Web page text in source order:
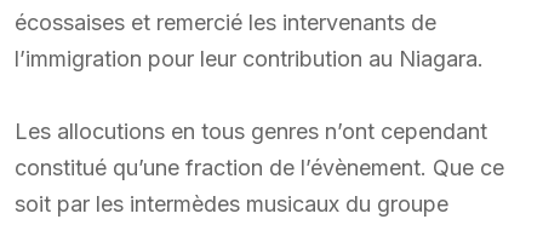
écossaises et remercié les intervenants de
l’immigration pour leur contribution au Niagara.
Les allocutions en tous genres n’ont cependant
constitué qu’une fraction de l’évènement. Que ce
soit par les intermèdes musicaux du groupe